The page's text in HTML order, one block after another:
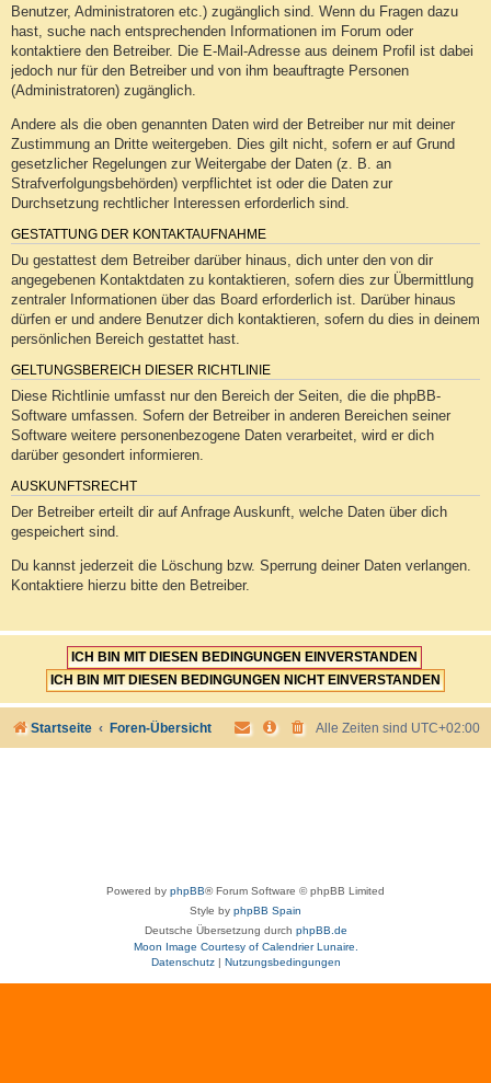
Benutzer, Administratoren etc.) zugänglich sind. Wenn du Fragen dazu
hast, suche nach entsprechenden Informationen im Forum oder
kontaktiere den Betreiber. Die E-Mail-Adresse aus deinem Profil ist dabei
jedoch nur für den Betreiber und von ihm beauftragte Personen
(Administratoren) zugänglich.
Andere als die oben genannten Daten wird der Betreiber nur mit deiner
Zustimmung an Dritte weitergeben. Dies gilt nicht, sofern er auf Grund
gesetzlicher Regelungen zur Weitergabe der Daten (z. B. an
Strafverfolgungsbehörden) verpflichtet ist oder die Daten zur
Durchsetzung rechtlicher Interessen erforderlich sind.
GESTATTUNG DER KONTAKTAUFNAHME
Du gestattest dem Betreiber darüber hinaus, dich unter den von dir
angegebenen Kontaktdaten zu kontaktieren, sofern dies zur Übermittlung
zentraler Informationen über das Board erforderlich ist. Darüber hinaus
dürfen er und andere Benutzer dich kontaktieren, sofern du dies in deinem
persönlichen Bereich gestattet hast.
GELTUNGSBEREICH DIESER RICHTLINIE
Diese Richtlinie umfasst nur den Bereich der Seiten, die die phpBB-
Software umfassen. Sofern der Betreiber in anderen Bereichen seiner
Software weitere personenbezogene Daten verarbeitet, wird er dich
darüber gesondert informieren.
AUSKUNFTSRECHT
Der Betreiber erteilt dir auf Anfrage Auskunft, welche Daten über dich
gespeichert sind.
Du kannst jederzeit die Löschung bzw. Sperrung deiner Daten verlangen.
Kontaktiere hierzu bitte den Betreiber.
Startseite Foren-Übersicht Alle Zeiten sind UTC+02:00
Powered by phpBB® Forum Software © phpBB Limited
Style by phpBB Spain
Deutsche Übersetzung durch phpBB.de
Moon Image Courtesy of Calendrier Lunaire.
Datenschutz| Nutzungsbedingungen